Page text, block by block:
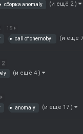
сборка anomaly (и ещё 2 )
15
call of chernobyl (и ещё
2
(и ещё 4 )
anomaly (и ещё 17 )